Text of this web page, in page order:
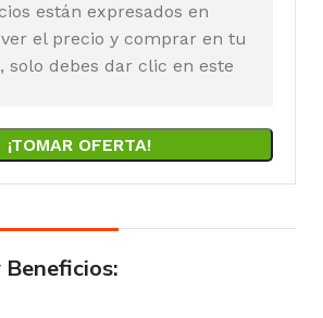
están expresados en
el precio y comprar en tu
solo debes dar clic en este
¡TOMAR OFERTA!